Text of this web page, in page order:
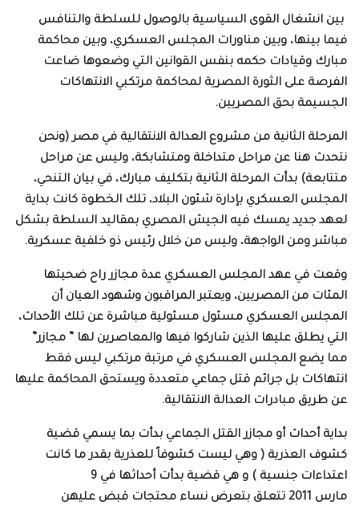
بين انشغال القوى السياسية بالوصول للسلطة والتنافس
فيما بينها، وبين مناورات المجلس العسكري، وبين محاكمة
مبارك وقيادات حكمه بنفس القوانين التي وضعوها ضاعت
الفرصة على الثورة المصرية لمحاكمة مرتكبي الانتهاكات
الجسيمة بحق المصريين.
المرحلة الثانية من مشروع العدالة الانتقالية في مصر (ونحن
نتحدث هنا عن مراحل متداخلة ومتشابكة، وليس عن مراحل
متتابعة) بدأت المرحلة الثانية بتكليف مبارك، في بيان التنحي،
المجلس العسكري بإدارة شئون البلاد، تلك الخطوة كانت بداية
لعهد جديد يمسك فيه الجيش المصري بمقاليد السلطة بشكل
مباشر ومن الواجهة، وليس من خلال رئيس ذو خلفية عسكرية.
وقعت في عهد المجلس العسكري عدة مجازر راح ضحيتها
المئات من المصريين، ويعتبر المراقبون وشهود العيان أن
المجلس العسكري مسئول مسئولية مباشرة عن تلك الأحداث،
التي يطلق عليها الذين شاركوا فيها والمعاصرين لها ” مجازر”
مما يضع المجلس العسكري في مرتبة مرتكبي ليس فقط
انتهاكات بل جرائم قتل جماعي متعددة ويستحق المحاكمة عليها
عن طريق مبادرات العدالة الانتقالية.
بداية أحداث أو مجازر القتل الجماعي بدأت بما يسمي قضية
كشوف العذرية ( وهي ليست كشوفاً للعذرية بقدر ما كانت
اعتداءات جنسية ) و هي قضية بدأت أحداثها في 9
مارس
تتعلق بتعرض نساء محتجات قبض عليهن